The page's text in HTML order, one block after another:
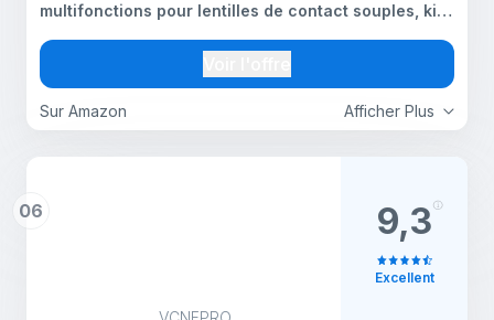
Afficher Plus
Sur Amazon
multifonctions pour lentilles de contact souples, kit
06 9,3
Excellent